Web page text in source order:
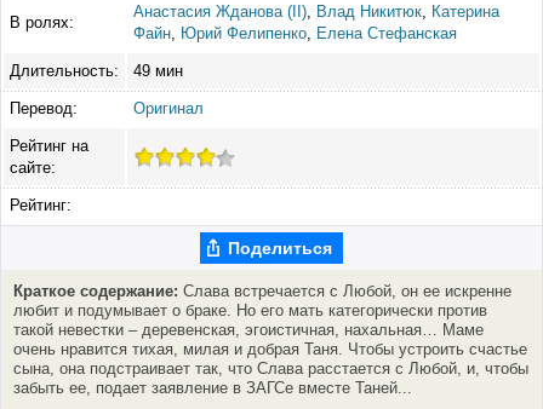
В ролях:
Анастасия Жданова (II) Влад Никитюк
Катерина
Файн
Юрий Фелипенко Елена Стефанская
Длительность: 49 мин
Перевод: Оригинал
Рейтинг на
сайте:
Рейтинг:
Поделиться
Краткое содержание: Слава встречается с Любой, он ее искренне
любит и подумывает о браке. Но его мать категорически против
такой невестки – деревенская, эгоистичная, нахальная… Маме
очень нравится тихая, милая и добрая Таня. Чтобы устроить счастье
сына, она подстраивает так, что Слава расстается с Любой, и, чтобы
забыть ее, подает заявление в ЗАГСе вместе Таней...